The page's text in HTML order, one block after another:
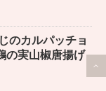
のカルパッチョ
の実山椒唐揚げ